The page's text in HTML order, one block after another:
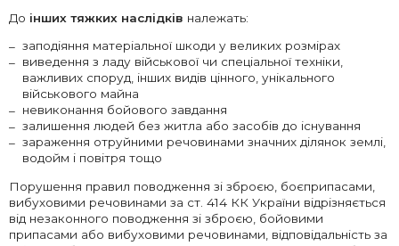
До інших тяжких наслідків належать:
заподіяння матеріальної шкоди у великих розмірах
виведення з ладу військової чи спеціальної техніки,
важливих споруд, інших видів цінного, унікального
військового майна
невиконання бойового завдання
залишення людей без житла або засобів до існування
зараження отруйними речовинами значних ділянок землі,
водойм і повітря тощо
Порушення правил поводження зі зброєю, боєприпасами,
вибуховими речовинами за ст. 414 КК України відрізняється
від незаконного поводження зі зброєю, бойовими
припасами або вибуховими речовинами, відповідальність за